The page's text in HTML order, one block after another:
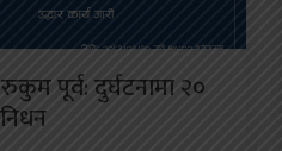
पूर्व: दुर्घटनामा २०